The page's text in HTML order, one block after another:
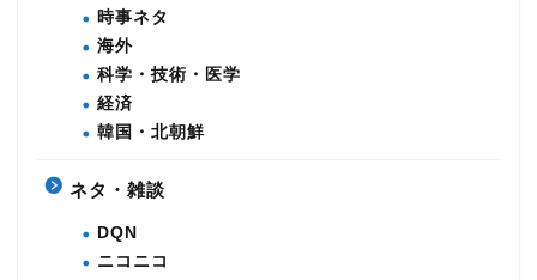
時事ネタ
海外
科学・技術・医学
経済
韓国・北朝鮮
ネタ・雑談
DQN
ニコニコ